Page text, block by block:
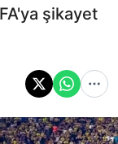
şikayet